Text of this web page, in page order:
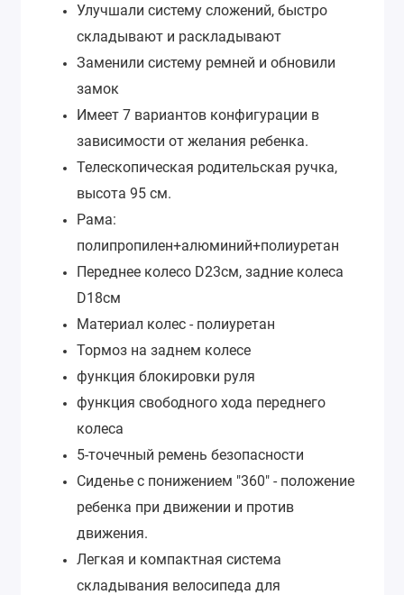
Улучшали систему сложений, быстро
складывают и раскладывают
Заменили систему ремней и обновили
замок
Имеет 7 вариантов конфигурации в
зависимости от желания ребенка.
Телескопическая родительская ручка,
высота 95 см.
Рама:
полипропилен+алюминий+полиуретан
Переднее колесо D23см, задние колеса
D18см
Материал колес - полиуретан
Тормоз на заднем колесе
функция блокировки руля
функция свободного хода переднего
колеса
5-точечный ремень безопасности
Сиденье с понижением "360" - положение
ребенка при движении и против
движения.
Легкая и компактная система
складывания велосипеда для